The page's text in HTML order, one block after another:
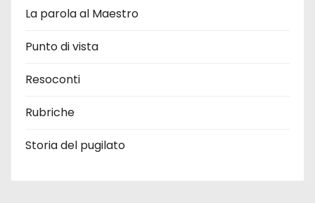
La parola al Maestro
Punto di vista
Resoconti
Rubriche
Storia del pugilato